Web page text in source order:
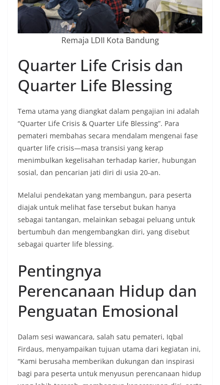
Remaja LDII Kota Bandung
Quarter Life Crisis dan
Quarter Life Blessing
Tema utama yang diangkat dalam pengajian ini adalah
“Quarter Life Crisis & Quarter Life Blessing”. Para
pemateri membahas secara mendalam mengenai fase
quarter life crisis—masa transisi yang kerap
menimbulkan kegelisahan terhadap karier, hubungan
sosial, dan pencarian jati diri di usia 20-an.
Melalui pendekatan yang membangun, para peserta
diajak untuk melihat fase tersebut bukan hanya
sebagai tantangan, melainkan sebagai peluang untuk
bertumbuh dan mengembangkan diri, yang disebut
sebagai quarter life blessing.
Pentingnya
Perencanaan Hidup dan
Penguatan Emosional
Dalam sesi wawancara, salah satu pemateri, Iqbal
Firdaus, menyampaikan tujuan utama dari kegiatan ini,
“Kami berusaha memberikan dukungan dan inspirasi
bagi para peserta untuk menyusun perencanaan hidup